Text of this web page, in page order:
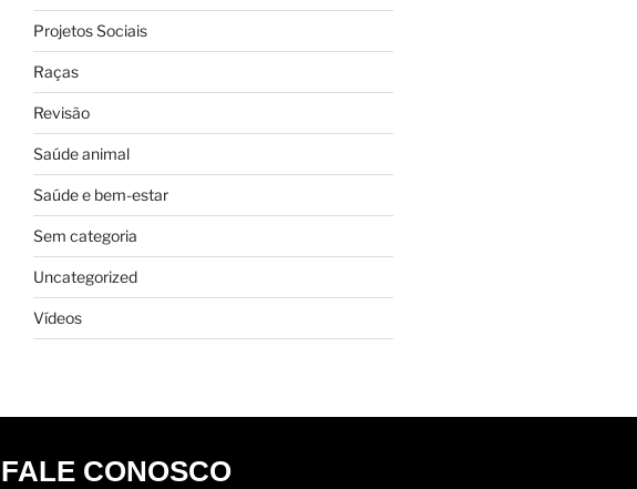
Projetos Sociais
Raças
Revisão
Saúde animal
Saúde e bem-estar
Sem categoria
Uncategorized
Vídeos
FALE CONOSCO